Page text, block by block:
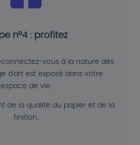
n°4 : profitez
vous à la nature dès
d'art est exposé dans votre
espace de vie.
de la qualité du papier et de la
finition.